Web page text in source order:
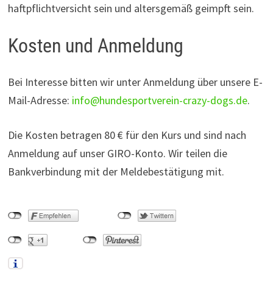
haftpflichtversicht sein und altersgemäß geimpft sein.
Kosten und Anmeldung
Bei Interesse bitten wir unter Anmeldung über unsere E-
Mail-Adresse: info@hundesportverein-crazy-dogs.de.
Die Kosten betragen 80 € für den Kurs und sind nach
Anmeldung auf unser GIRO-Konto. Wir teilen die
Bankverbindung mit der Meldebestätigung mit.